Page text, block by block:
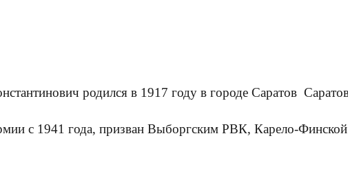
родился в 1917 году в городе Саратов
с 1941 года, призван Выборгским РВК, Карело-